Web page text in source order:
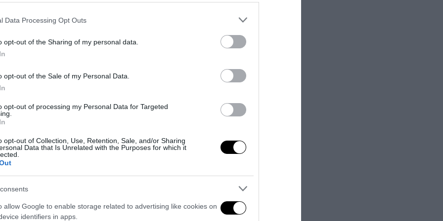
Data Processing Opt Outs
opt-out of the Sharing of my personal data.
opt-out of the Sale of my Personal Data.
opt-out of processing my Personal Data for Targeted
opt-out of Collection, Use, Retention, Sale, and/or Sharing
Data that Is Unrelated with the Purposes for which it
allow Google to enable storage related to advertising like cookies on
identifiers in apps.
suultimejuve.it